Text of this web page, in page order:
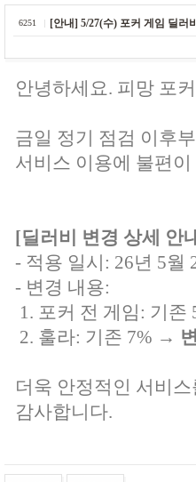
6251 [안내] 5/27(수) 포커 게임 딜러
안녕하세요. 피망 포
금일 정기 점검 이후
서비스 이용에 불편
[딜러비 변경 상세 안
- 적용 일시: 26년 5월
- 변경 내용:
1. 포커 전 게임: 기존
2. 훌라: 기존 7% →
더욱 안정적인 서비
감사합니다.